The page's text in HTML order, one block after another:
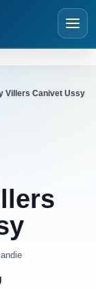
Villers Canivet Ussy